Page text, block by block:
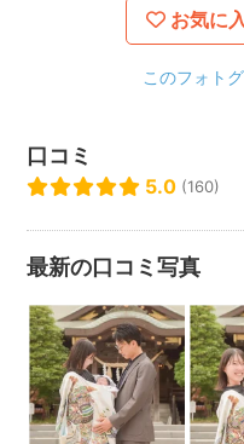
○家族や友人など身分を偽
○メッセージのない予約リ
○データ破損による再納品
す。
了承ください。
.
○元データをお渡しする事
.
○撮影日の環境や撮影環境
.
◯開始時間の勘違いなどに
お気に
このフォト
口コミ
5.0 (160)
最新の口コミ写真